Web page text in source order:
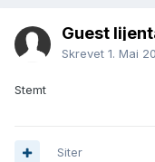
Guest
Skrevet 1. Mai
Stemt
Siter